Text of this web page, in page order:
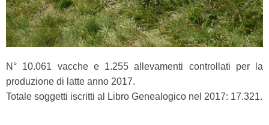
N° 10.061 vacche e 1.255 allevamenti controllati per la
produzione di latte anno 2017.
Totale soggetti iscritti al Libro Genealogico nel 2017: 17.321.